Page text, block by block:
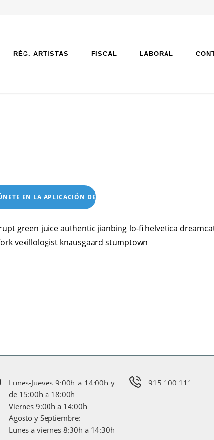
RÉG. ARTISTAS FISCAL LABORAL
EN LA APLICACIÓN DE ZOOM
green juice authentic jianbing lo-fi helvetica
vexillologist knausgaard stumptown
Lunes-Jueves 9:00h a 14:00h y
de 15:00h a 18:00h
Viernes 9:00h a 14:00h
Agosto y Septiembre:
Lunes a viernes 8:30h a 14:30h
915 100 111